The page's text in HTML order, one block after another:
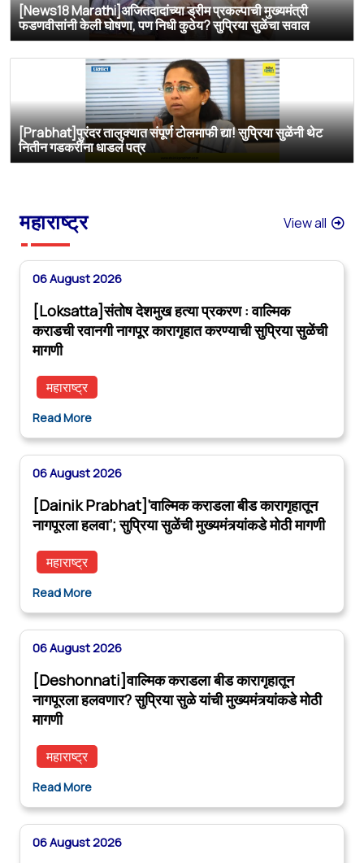
[News18 Marathi]अजितदादांच्या ड्रीम प्रकल्पाची मुख्यमंत्री
फडणवीसांनी केली घोषणा, पण निधी कुठेय? सुप्रिया सुळेंचा सवाल
[Prabhat]पुरंदर तालुक्यात संपूर्ण टोलमाफी द्या! सुप्रिया सुळेंनी थेट
नितीन गडकरींना धाडलं पत्र
महाराष्ट्र View all
06 August 2026
[Loksatta]संतोष देशमुख हत्या प्रकरण : वाल्मिक
कराडची रवानगी नागपूर कारागृहात करण्याची सुप्रिया सुळेंची
मागणी
महाराष्ट्र
Read More
06 August 2026
[Dainik Prabhat]‘वाल्मिक कराडला बीड कारागृहातून
नागपूरला हलवा’; सुप्रिया सुळेंची मुख्यमंत्र्यांकडे मोठी मागणी
महाराष्ट्र
Read More
06 August 2026
[Deshonnati]वाल्मिक कराडला बीड कारागृहातून
नागपूरला हलवणार? सुप्रिया सुळे यांची मुख्यमंत्र्यांकडे मोठी
मागणी
महाराष्ट्र
Read More
06 August 2026